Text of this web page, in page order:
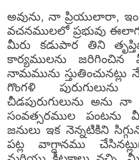
అవును, నా ప్రియులారా,
వచనములలో ప్రభువు
మీరు కడుపార తిని
కార్యములను
నామమును స్తుతించునట్లు
గొంగళి పురుగులును
చీడపురుగులును అను
సంవత్సరముల పంటను
జనులు ఇక నెన్నటికిని
పట్ల వాగ్దానము